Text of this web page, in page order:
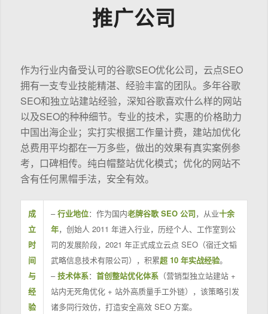
推广公司
作为行业内备受认可的谷歌SEO优化公司，云点SEO
拥有一支专业技能精湛、经验丰富的团队。多年谷歌
SEO和独立站建站经验，深知谷歌喜欢什么样的网站
以及SEO的种种细节。专业的技术，实惠的价格助力
中国出海企业；实打实根据工作量计费，建站加优化
总费用平均都在一万多些，做出的效果有真实案例参
考，口碑相传。纯白帽整站优化模式；优化的网站不
含有任何黑帽手法，安全有效。
成
立
时
间
与
经
验
–行业地位：作为国内老牌谷歌 SEO 公司，从业十余
年，创始人 2011 年进入行业，历经个人、工作室到公
司的发展阶段，2021 年正式成立云点 SEO（宿迁文韬
武略信息技术有限公司），积累超 10 年实战经验。
–技术体系： 首创整站优化体系（营销型独立站建站 +
站内无死角优化 + 站外高质量手工外链），该策略引发
诸多同行效仿，打造安全高效 SEO 方案。